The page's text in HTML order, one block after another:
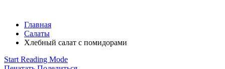
Главная
Салаты
Хлебный салат с помидорами
Start Reading Mode